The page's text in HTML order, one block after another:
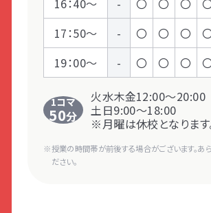
17：50～
- 〇 〇 〇
19：00～
- 〇 〇 〇
1コマ
50分
火水木金12:00～20:00
土日9:00～18:00
※月曜は休校となります
授業の時間帯が前後する場合がございます。あ
ださい。